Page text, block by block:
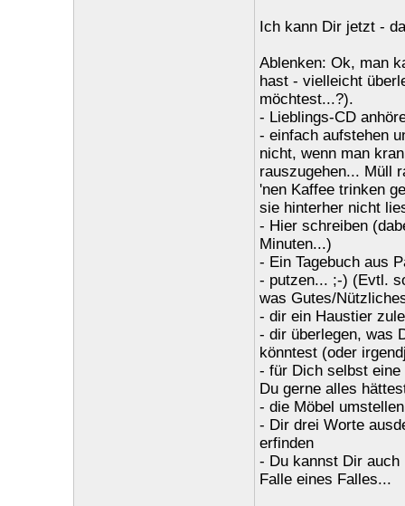
Ich kann Dir jetzt -
Ablenken: Ok, man
hast - vielleicht
möchtest...?).
- Lieblings-CD
- einfach aufstehen
nicht, wenn man
rauszugehen... Müll
'nen Kaffee trinken
sie hinterher nicht
- Hier schreiben
Minuten...)
- Ein Tagebuch aus
- putzen... ;-) (Evtl.
was Gutes/
- dir ein Haustier
- dir überlegen, was
könntest (oder
- für Dich selbst eine
Du gerne alles
- die Möbel umstellen
- Dir drei Worte
erfinden
- Du kannst Dir auch
Falle eines Falles...